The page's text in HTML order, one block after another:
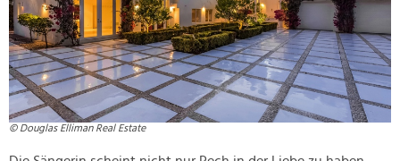
© Douglas Elliman Real Estate